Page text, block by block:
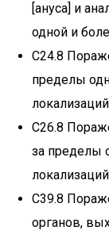
[ануса] и
одной и
C24.8
пределы
локализаций
C26.8
за пределы
локализаций
C39.8
органов,